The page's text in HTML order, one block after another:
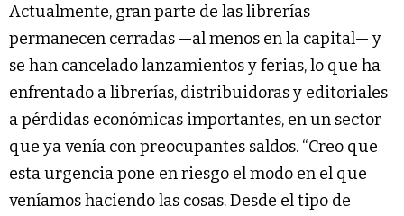
Actualmente, gran parte de las librerías
permanecen cerradas —al menos en la capital— y
se han cancelado lanzamientos y ferias, lo que ha
enfrentado a librerías, distribuidoras y editoriales
a pérdidas económicas importantes, en un sector
que ya venía con preocupantes saldos. “Creo que
esta urgencia pone en riesgo el modo en el que
veníamos haciendo las cosas. Desde el tipo de